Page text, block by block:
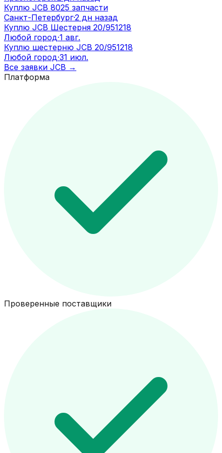
Куплю JCB 8025 запчасти
Санкт-Петербург·2 дн назад
Куплю JCB Шестерня 20/951218
Любой город·1 авг.
Куплю шестерню JCB 20/951218
Любой город·31 июл.
Все заявки JCB →
Платформа
Проверенные поставщики